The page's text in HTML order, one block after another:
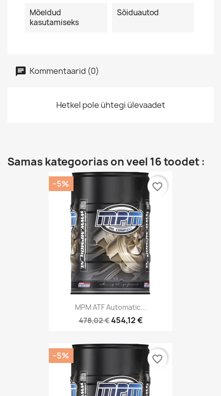
Mõeldud
kasutamiseks
Sõiduautod
Kommentaarid (0)
Hetkel pole ühtegi ülevaadet
Samas kategoorias on veel 16 toodet :
MPM ATF Automatic...
478,02 €454,12 €
−5% favorite_border
−5% favorite_border